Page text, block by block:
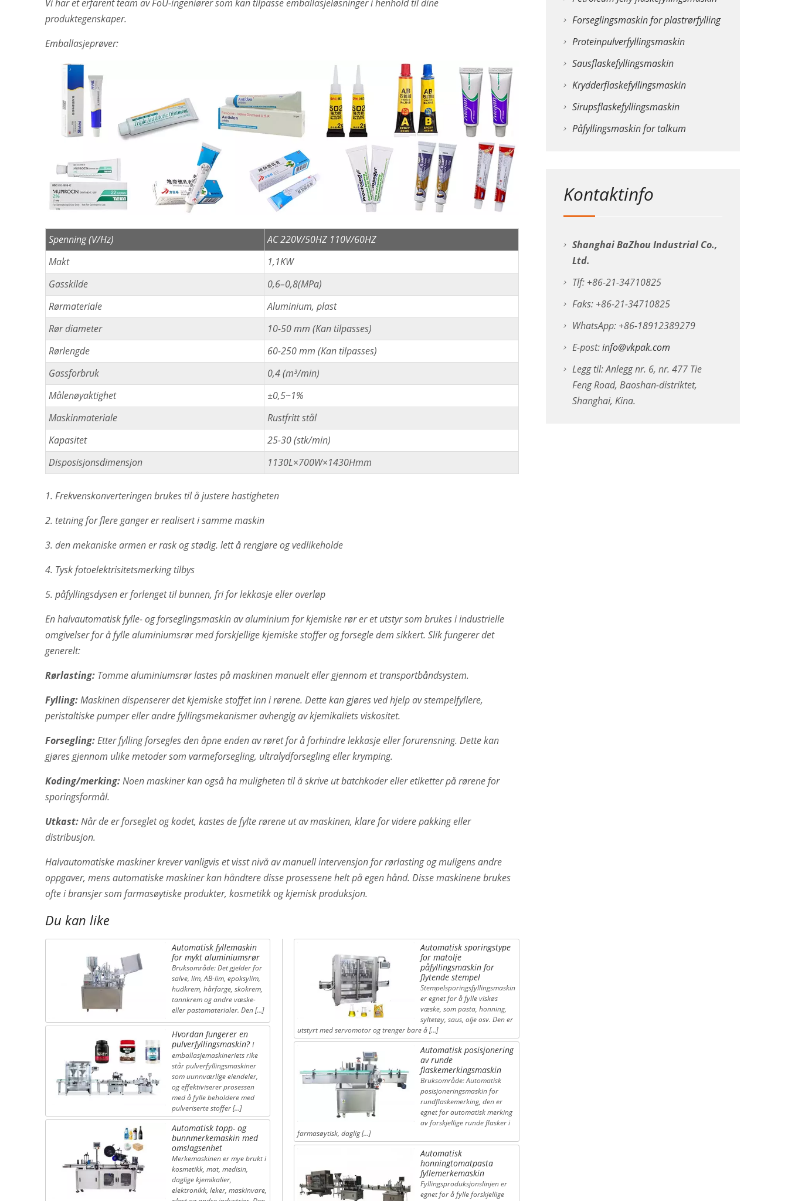
Vi har et erfarent team av FoU-ingeniører som kan tilpasse emballasjeløsninger i henhold til dine
produktegenskaper.
Emballasjeprøver:
Spenning (V/Hz)
AC 220V/50HZ 110V/60HZ
Makt
1,1KW
Gasskilde
0,6–0,8(MPa)
Rørmateriale
Aluminium, plast
Rør diameter
10-50 mm (Kan tilpasses)
Rørlengde
60-250 mm (Kan tilpasses)
Gassforbruk
0,4 (m³/min)
Målenøyaktighet
±0,5~1%
Maskinmateriale
Rustfritt stål
Kapasitet
25-30 (stk/min)
Disposisjonsdimensjon
1130L×700W×1430Hmm
1. Frekvenskonverteringen brukes til å justere hastigheten
2. tetning for flere ganger er realisert i samme maskin
3. den mekaniske armen er rask og stødig. lett å rengjøre og vedlikeholde
4. Tysk fotoelektrisitetsmerking tilbys
5. påfyllingsdysen er forlenget til bunnen, fri for lekkasje eller overløp
En halvautomatisk fylle- og forseglingsmaskin av aluminium for kjemiske rør er et utstyr som brukes i industrielle
omgivelser for å fylle aluminiumsrør med forskjellige kjemiske stoffer og forsegle dem sikkert. Slik fungerer det
generelt:
Rørlasting: Tomme aluminiumsrør lastes på maskinen manuelt eller gjennom et transportbåndsystem.
Fylling:Maskinen dispenserer det kjemiske stoffet inn i rørene. Dette kan gjøres ved hjelp av stempelfyllere,
peristaltiske pumper eller andre fyllingsmekanismer avhengig av kjemikaliets viskositet.
Forsegling:Etter fylling forsegles den åpne enden av røret for å forhindre lekkasje eller forurensning. Dette kan
gjøres gjennom ulike metoder som varmeforsegling, ultralydforsegling eller krymping.
Koding/merking:Noen maskiner kan også ha muligheten til å skrive ut batchkoder eller etiketter på rørene for
sporingsformål.
Utkast:Når de er forseglet og kodet, kastes de fylte rørene ut av maskinen, klare for videre pakking eller
distribusjon.
Halvautomatiske maskiner krever vanligvis et visst nivå av manuell intervensjon for rørlasting og muligens andre
oppgaver, mens automatiske maskiner kan håndtere disse prosessene helt på egen hånd. Disse maskinene brukes
ofte i bransjer som farmasøytiske produkter, kosmetikk og kjemisk produksjon.
Du kan like
Automatisk fyllemaskin
for mykt aluminiumsrør
Bruksområde: Det gjelder for
salve, lim, AB-lim, epoksylim,
hudkrem, hårfarge, skokrem,
tannkrem og andre væske-
eller pastamaterialer. Den […]
Hvordan fungerer en
pulverfyllingsmaskin? I
emballasjemaskineriets rike
står pulverfyllingsmaskiner
som uunnværlige eiendeler,
og effektiviserer prosessen
med å fylle beholdere med
pulveriserte stoffer […]
Automatisk topp- og
bunnmerkemaskin med
omslagsenhet
Merkemaskinen er mye brukt i
kosmetikk, mat, medisin,
daglige kjemikalier,
elektronikk, leker, maskinvare,
Automatisk sporingstype
for matolje
påfyllingsmaskin for
flytende stempel
Stempelsporingsfyllingsmaskin
er egnet for å fylle viskøs
væske, som pasta, honning,
syltetøy, saus, olje osv. Den er
utstyrt med servomotor og trenger bare å […]
Automatisk posisjonering
av runde
flaskemerkingsmaskin
Bruksområde: Automatisk
posisjoneringsmaskin for
rundflaskemerking, den er
egnet for automatisk merking
av forskjellige runde flasker i
farmasøytisk, daglig […]
Automatisk
honningtomatpasta
fyllemerkemaskin
Fyllingsproduksjonslinjen er
egnet for å fylle forskjellige
Forseglingsmaskin for plastrørfylling
Proteinpulverfyllingsmaskin
Sausflaskefyllingsmaskin
Krydderflaskefyllingsmaskin
Sirupsflaskefyllingsmaskin
Påfyllingsmaskin for talkum
Kontaktinfo
Shanghai BaZhou Industrial Co.,
Ltd.
Tlf: +86-21-34710825
Faks: +86-21-34710825
WhatsApp: +86-18912389279
E-post:info@vkpak.com
Legg til: Anlegg nr. 6, nr. 477 Tie
Feng Road, Baoshan-distriktet,
Shanghai, Kina.